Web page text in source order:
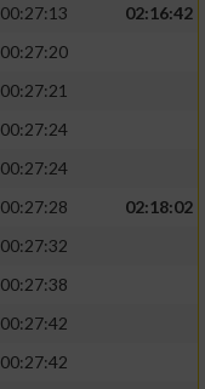
00:27:13
02:16:42
00:27:20
00:27:21
00:27:24
00:27:24
00:27:28
02:18:02
00:27:32
00:27:38
00:27:42
00:27:42